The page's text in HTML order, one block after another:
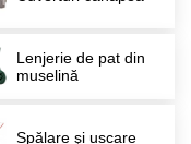
Lenjerie de pat din
muselină
Spălare şi uscare